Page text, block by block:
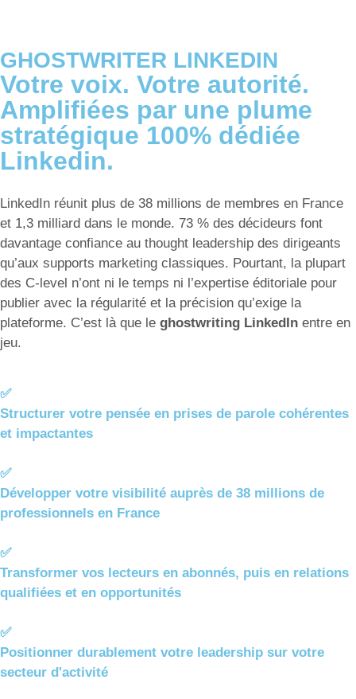
GHOSTWRITER LINKEDIN
Votre voix. Votre autorité.
Amplifiées par une plume
stratégique 100% dédiée
Linkedin.
LinkedIn réunit plus de 38 millions de membres en France
et 1,3 milliard dans le monde. 73 % des décideurs font
davantage confiance au thought leadership des dirigeants
qu’aux supports marketing classiques. Pourtant, la plupart
des C-level n’ont ni le temps ni l’expertise éditoriale pour
publier avec la régularité et la précision qu’exige la
plateforme. C’est là que le ghostwriting LinkedIn entre en
jeu.
✅
Structurer votre pensée en prises de parole cohérentes
et impactantes
✅
Développer votre visibilité auprès de 38 millions de
professionnels en France
✅
Transformer vos lecteurs en abonnés, puis en relations
qualifiées et en opportunités
✅
Positionner durablement votre leadership sur votre
secteur d'activité